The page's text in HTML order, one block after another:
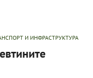
И ИНФРАСТРУКТУРА